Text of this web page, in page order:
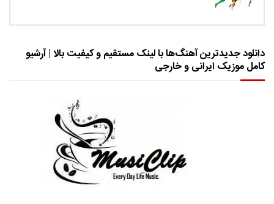
دانلود جدیدترین آهنگ‌ها با لینک مستقیم و کیفیت بالا | آرشیو
کامل موزیک ایرانی و خارجی